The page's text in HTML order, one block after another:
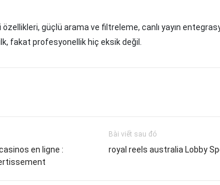
özellikleri, güçlü arama ve filtreleme, canlı yayın
fakat profesyonellik hiç eksik değil.
en ligne :
Bài viết sau đó
royal reels australia Lobby